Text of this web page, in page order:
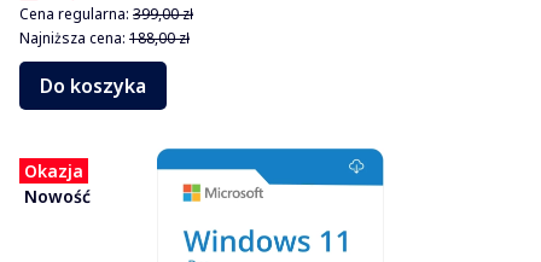
Cena regularna: 399,00 zł
Najniższa cena: 188,00 zł
Do koszyka
Okazja
Nowość